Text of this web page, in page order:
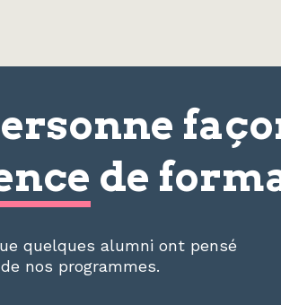
de
quelques alumni ont pensé
de nos programmes.